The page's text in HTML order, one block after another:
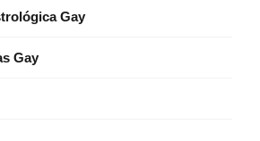
Gay
Gay